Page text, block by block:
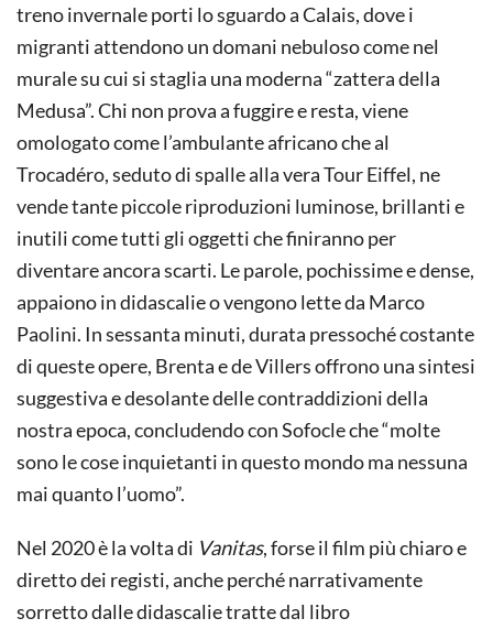
treno invernale porti lo sguardo a Calais, dove i
migranti attendono un domani nebuloso come nel
murale su cui si staglia una moderna “zattera della
Medusa”. Chi non prova a fuggire e resta, viene
omologato come l’ambulante africano che al
Trocadéro, seduto di spalle alla vera Tour Eiffel, ne
vende tante piccole riproduzioni luminose, brillanti e
inutili come tutti gli oggetti che finiranno per
diventare ancora scarti. Le parole, pochissime e dense,
appaiono in didascalie o vengono lette da Marco
Paolini. In sessanta minuti, durata pressoché costante
di queste opere, Brenta e de Villers offrono una sintesi
suggestiva e desolante delle contraddizioni della
nostra epoca, concludendo con Sofocle che “molte
sono le cose inquietanti in questo mondo ma nessuna
mai quanto l’uomo”.
Nel 2020 è la volta di Vanitas, forse il film più chiaro e
diretto dei registi, anche perché narrativamente
sorretto dalle didascalie tratte dal libro